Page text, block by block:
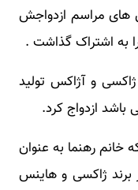
مراسم ازدواجش
به اشتراک گذاشت .
و آژاکس تولید
ازدواج کرد.
خانم رهنما به عنوان
ژاکسی و هاینس